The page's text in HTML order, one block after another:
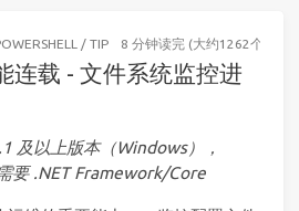
/ TIP 8 分钟读完 (大约1262个字)
连载 - 文件系统监控进
及以上版本（Windows），
要 .NET Framework/Core